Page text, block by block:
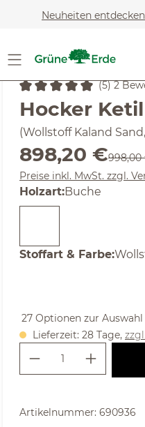
Zum Hauptinhalt springen
Neuheiten
Möbel Polstersessel
Durchschnittliche
(5) 2
Hocker Ketil
(Wollstoff Kaland
Verkaufspreis:
898,20 €998,00
Preise inkl. MwSt. zzgl.
Holzartauswählen
:Buche
Stoffart & Farbe:
27 Optionen zur Auswahl
Lieferzeit: 28 Tage,
Produkt
Artikelnummer: 690936